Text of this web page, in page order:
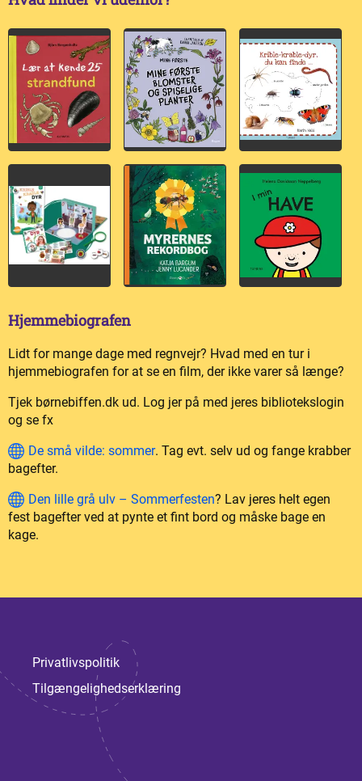
Hjemmebiografen
Lidt for mange dage med regnvejr? Hvad med en tur i
hjemmebiografen for at se en film, der ikke varer så længe?
Tjek børnebiffen.dk ud. Log jer på med jeres bibliotekslogin
og se fx
De små vilde: sommer. Tag evt. selv ud og fange krabber
bagefter.
Den lille grå ulv – Sommerfesten? Lav jeres helt egen
fest bagefter ved at pynte et fint bord og måske bage en
kage.
Privatlivspolitik
Tilgængelighedserklæring